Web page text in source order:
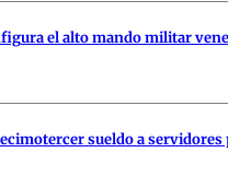
el alto mando militar
sueldo a servidores